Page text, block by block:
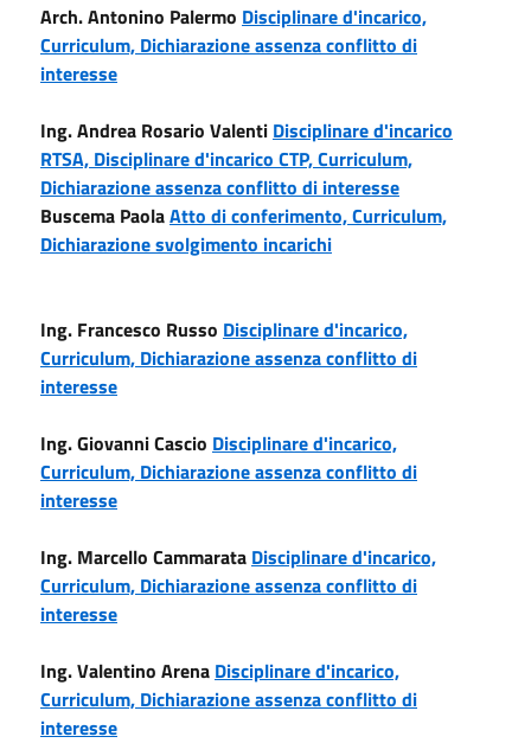
Arch. Antonino Palermo Disciplinare d'incarico,
Curriculum, Dichiarazione assenza conflitto di
interesse
Ing. Andrea Rosario Valenti Disciplinare d'incarico
RTSA, Disciplinare d'incarico CTP,Curriculum,
Dichiarazione assenza conflitto di interesse
Buscema PaolaAtto di conferimento,Curriculum,
Dichiarazione svolgimento incarichi
Ing. Francesco Russo Disciplinare d'incarico,
Curriculum, Dichiarazione assenza conflitto di
interesse
Ing. Giovanni Cascio Disciplinare d'incarico,
Curriculum, Dichiarazione assenza conflitto di
interesse
Ing. Marcello Cammarata Disciplinare d'incarico,
Curriculum, Dichiarazione assenza conflitto di
interesse
Ing. Valentino Arena Disciplinare d'incarico,
Curriculum, Dichiarazione assenza conflitto di
interesse